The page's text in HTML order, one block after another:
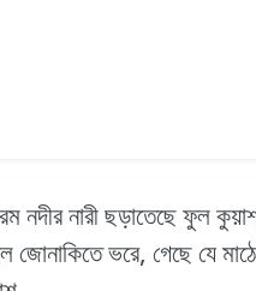
নদীর নারী ছড়াতেছে ফুল
জোনাকিতে ভরে, গেছে যে